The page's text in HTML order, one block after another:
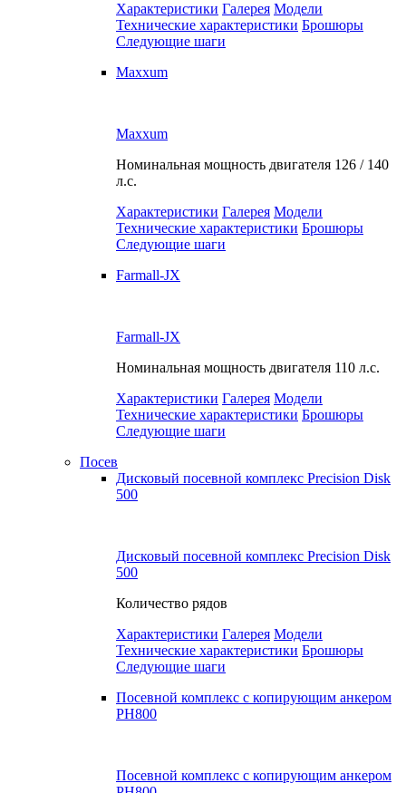
Характеристики Галерея Модели
Технические характеристики Брошюры
Следующие шаги
Maxxum
Maxxum
Номинальная мощность двигателя 126 / 140
л.с.
Характеристики Галерея Модели
Технические характеристики Брошюры
Следующие шаги
Farmall-JX
Farmall-JX
Номинальная мощность двигателя 110 л.с.
Характеристики Галерея Модели
Технические характеристики Брошюры
Следующие шаги
Посев
Дисковый посевной комплекс Precision Disk
500
Дисковый посевной комплекс Precision Disk
500
Количество рядов
Характеристики Галерея Модели
Технические характеристики Брошюры
Следующие шаги
Посевной комплекс с копирующим анкером
PH800
Посевной комплекс с копирующим анкером